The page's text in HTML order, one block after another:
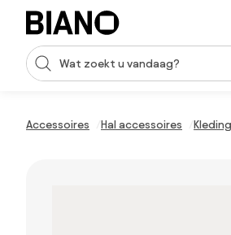
Navigatie overslaan, naar inhoud springen
Zoekopdracht invoeren
Accessoires Hal accessoires